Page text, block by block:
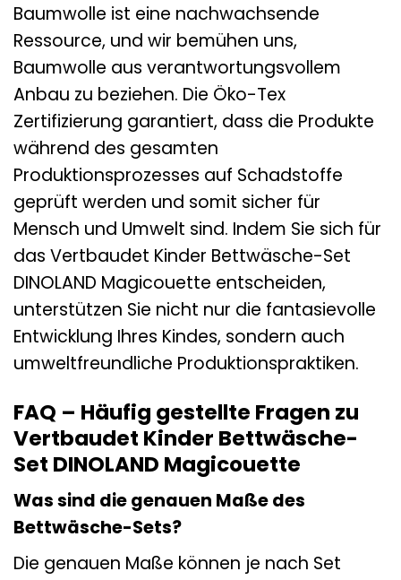
Baumwolle ist eine nachwachsende
Ressource, und wir bemühen uns,
Baumwolle aus verantwortungsvollem
Anbau zu beziehen. Die Öko-Tex
Zertifizierung garantiert, dass die Produkte
während des gesamten
Produktionsprozesses auf Schadstoffe
geprüft werden und somit sicher für
Mensch und Umwelt sind. Indem Sie sich für
das Vertbaudet Kinder Bettwäsche-Set
DINOLAND Magicouette entscheiden,
unterstützen Sie nicht nur die fantasievolle
Entwicklung Ihres Kindes, sondern auch
umweltfreundliche Produktionspraktiken.
FAQ – Häufig gestellte Fragen zu
Vertbaudet Kinder Bettwäsche-
Set DINOLAND Magicouette
Was sind die genauen Maße des
Bettwäsche-Sets?
Die genauen Maße können je nach Set